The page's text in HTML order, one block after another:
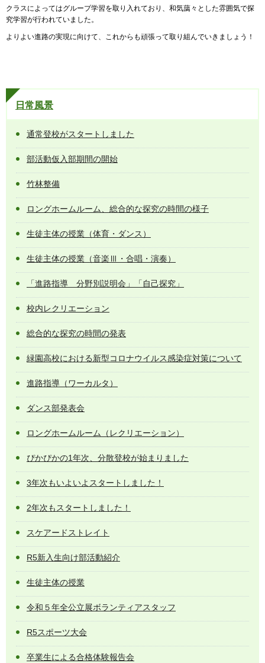
クラスによってはグループ学習を取り入れており、和気藹々とした雰囲気で探
究学習が行われていました。
よりよい進路の実現に向けて、これからも頑張って取り組んでいきましょう！
日常風景
通常登校がスタートしました
部活動仮入部期間の開始
竹林整備
ロングホームルーム、総合的な探究の時間の様子
生徒主体の授業（体育・ダンス）
生徒主体の授業（音楽Ⅲ・合唱・演奏）
「進路指導 分野別説明会」「自己探究」
校内レクリエーション
総合的な探究の時間の発表
緑園高校における新型コロナウイルス感染症対策について
進路指導（ワーカルタ）
ダンス部発表会
ロングホームルーム（レクリエーション）
ぴかぴかの1年次、分散登校が始まりました
3年次もいよいよスタートしました！
2年次もスタートしました！
スケアードストレイト
R5新入生向け部活動紹介
生徒主体の授業
令和５年全公立展ボランティアスタッフ
R5スポーツ大会
卒業生による合格体験報告会